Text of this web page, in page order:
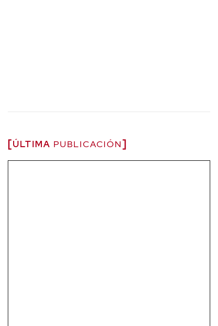
ÚLTIMA PUBLICACIÓN